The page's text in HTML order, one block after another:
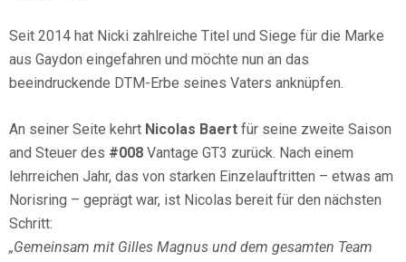
Seit 2014 hat Nicki zahlreiche Titel und Siege für die Marke
aus Gaydon eingefahren und möchte nun an das
beeindruckende DTM-Erbe seines Vaters anknüpfen.
An seiner Seite kehrt Nicolas Baert für seine zweite Saison
and Steuer des #008 Vantage GT3 zurück. Nach einem
lehrreichen Jahr, das von starken Einzelauftritten – etwas am
Norisring – geprägt war, ist Nicolas bereit für den nächsten
Schritt:
„Gemeinsam mit Gilles Magnus und dem gesamten Team